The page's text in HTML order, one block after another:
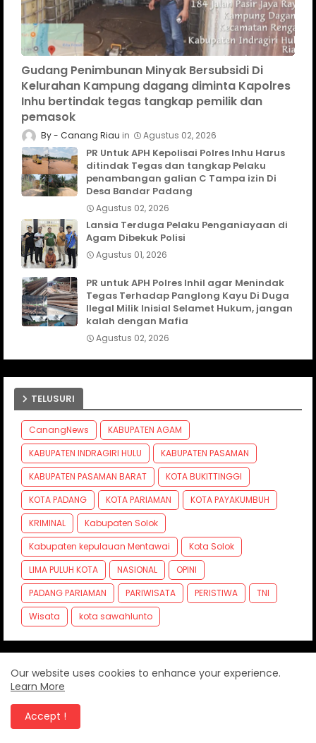
Gudang Penimbunan Minyak Bersubsidi Di
Kelurahan Kampung dagang diminta Kapolres
Inhu bertindak tegas tangkap pemilik dan
pemasok
Canang Riau Agustus 02, 2026
PR Untuk APH Kepolisai Polres Inhu Harus
ditindak Tegas dan tangkap Pelaku
penambangan galian C Tampa izin Di
Desa Bandar Padang
Agustus 02, 2026
Lansia Terduga Pelaku Penganiayaan di
Agam Dibekuk Polisi
Agustus 01, 2026
PR untuk APH Polres Inhil agar Menindak
Tegas Terhadap Panglong Kayu Di Duga
Ilegal Milik Inisial Selamet Hukum, jangan
kalah dengan Mafia
Agustus 02, 2026
TELUSURI
CanangNews
KABUPATEN AGAM
KABUPATEN INDRAGIRI HULU
KABUPATEN PASAMAN
KABUPATEN PASAMAN BARAT
KOTA BUKITTINGGI
KOTA PADANG
KOTA PARIAMAN
KOTA PAYAKUMBUH
KRIMINAL
Kabupaten Solok
Kabupaten kepulauan Mentawai
Kota Solok
LIMA PULUH KOTA
NASIONAL
OPINI
PADANG PARIAMAN
PARIWISATA PERISTIWA
TNI
Wisata
kota sawahlunto
Our website uses cookies to enhance your experience.
Learn More
Accept !